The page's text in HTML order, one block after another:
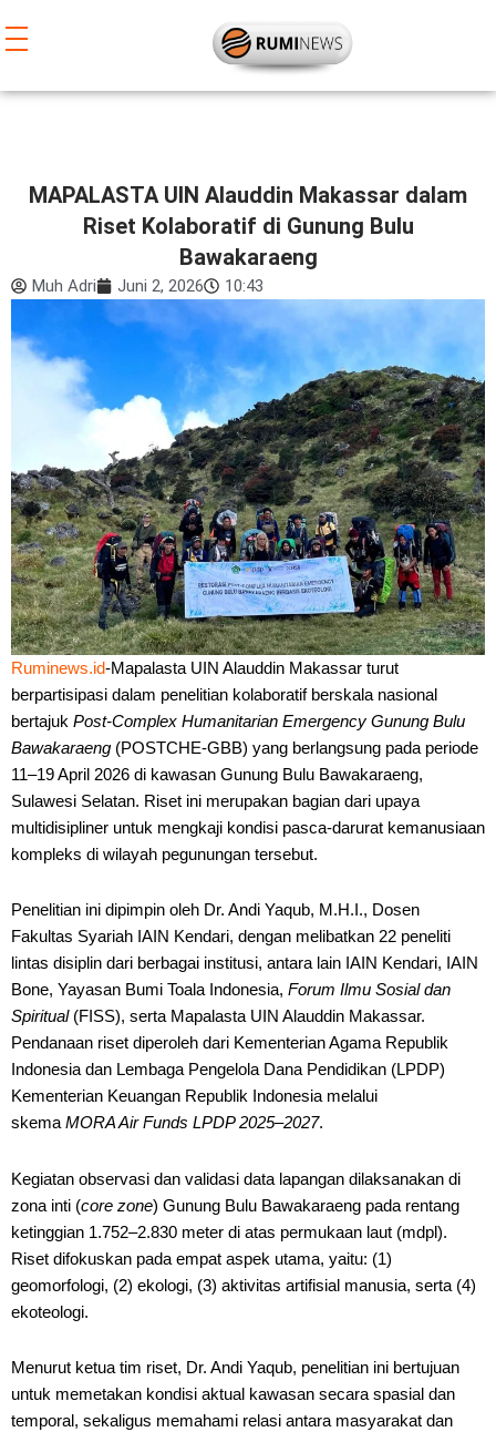
ke
MAPALASTA UIN Alauddin Makassar dalam
Riset Kolaboratif di Gunung Bulu
Bawakaraeng
Muh Adri Juni 2, 2026 10:43
Ruminews.id-Mapalasta UIN Alauddin Makassar turut
berpartisipasi dalam penelitian kolaboratif berskala nasional
bertajuk Post-Complex Humanitarian Emergency Gunung Bulu
Bawakaraeng (POSTCHE-GBB) yang berlangsung pada periode
11–19 April 2026 di kawasan Gunung Bulu Bawakaraeng,
Sulawesi Selatan. Riset ini merupakan bagian dari upaya
multidisipliner untuk mengkaji kondisi pasca-darurat kemanusiaan
kompleks di wilayah pegunungan tersebut.
Penelitian ini dipimpin oleh Dr. Andi Yaqub, M.H.I., Dosen
Fakultas Syariah IAIN Kendari, dengan melibatkan 22 peneliti
lintas disiplin dari berbagai institusi, antara lain IAIN Kendari, IAIN
Bone, Yayasan Bumi Toala Indonesia, Forum Ilmu Sosial dan
Spiritual(FISS), serta Mapalasta UIN Alauddin Makassar.
Pendanaan riset diperoleh dari Kementerian Agama Republik
Indonesia dan Lembaga Pengelola Dana Pendidikan (LPDP)
Kementerian Keuangan Republik Indonesia melalui
skema MORA Air Funds LPDP 2025–2027.
Kegiatan observasi dan validasi data lapangan dilaksanakan di
zona inti (core zone) Gunung Bulu Bawakaraeng pada rentang
ketinggian 1.752–2.830 meter di atas permukaan laut (mdpl).
Riset difokuskan pada empat aspek utama, yaitu: (1)
geomorfologi, (2) ekologi, (3) aktivitas artifisial manusia, serta (4)
ekoteologi.
Menurut ketua tim riset, Dr. Andi Yaqub, penelitian ini bertujuan
untuk memetakan kondisi aktual kawasan secara spasial dan
temporal, sekaligus memahami relasi antara masyarakat dan